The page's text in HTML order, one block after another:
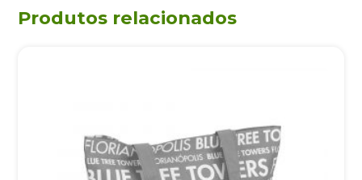
Produtos relacionados